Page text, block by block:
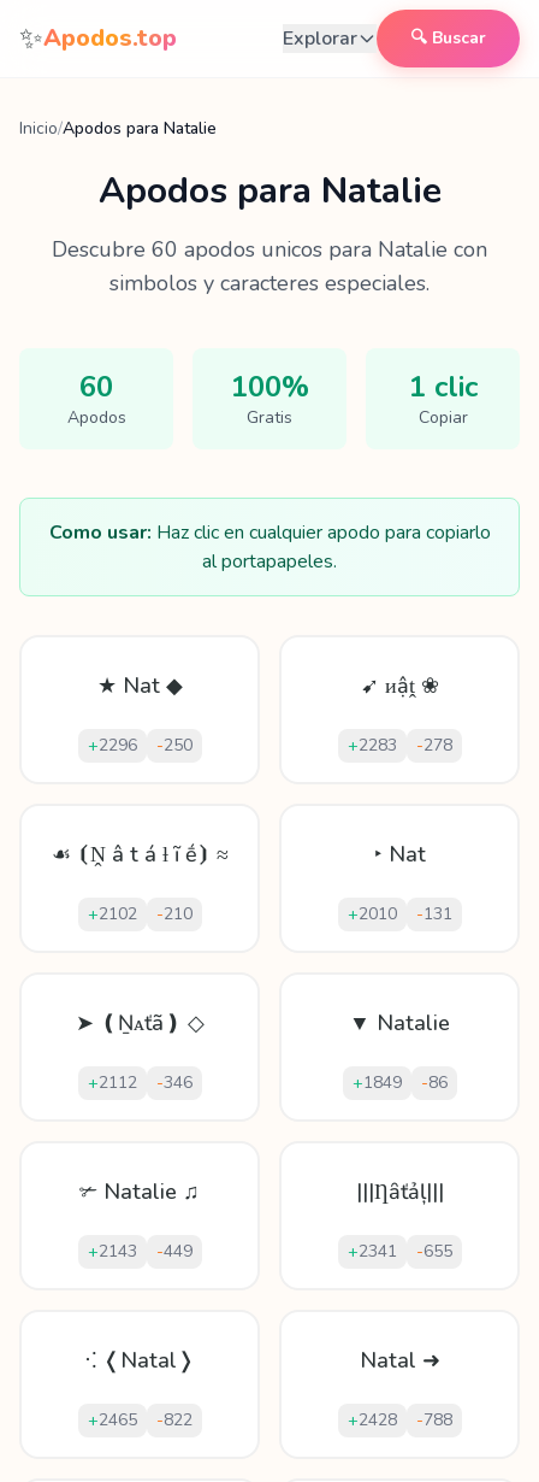
Saltar al contenido
✨Apodos.top Explorar 🔍 Buscar
Inicio/Apodos para Natalie
Apodos para Natalie
Descubre 60 apodos unicos para Natalie con
simbolos y caracteres especiales.
60
Apodos
100%
Gratis
1 clic
Copiar
Como usar: Haz clic en cualquier apodo para copiarlo
al portapapeles.
★ Nat ◆
+2296 -250
➹ ᴎậṱ ❀
+2283 -278
☙ ⦗Ṋ â t á ƚ ĩ ḗ⦘ ≈
+2102 -210
‣ Nat
+2010 -131
➤ ❪Ṉᴀťã❫ ◇
+2112 -346
▼ Natalie
+1849 -86
✃ Natalie ♫
+2143 -449
|||Ƞȃťảļ|||
+2341 -655
⁖ ❬Natal❭
+2465 -822
Natal ➜
+2428 -788